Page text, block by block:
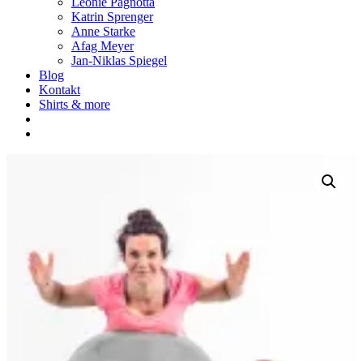
Katrin Sprenger
Anne Starke
Afag Meyer
Jan-Niklas Spiegel
Blog
Kontakt
Shirts & more